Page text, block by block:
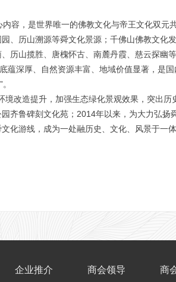
容，是世界唯一的佛教文化与帝王文化双元
、历山溯源等舜文化景源；千佛山佛教文化
历山揽胜、唐槐怀古、南麓丹霞、慈云探幽
蕴深厚、自然资源丰富、地域价值显著，是
改造提升，加强生态绿化景观效果，突出
齐鲁碑刻文化苑；2014年以来，为大力弘
化游线，成为一处融历史、文化、风景于一
企业推介 商会领导 商